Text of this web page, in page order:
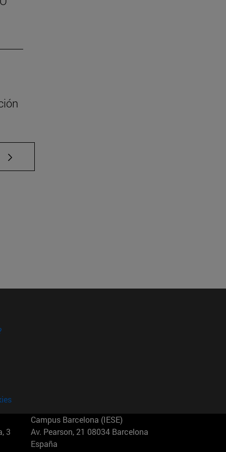
TAB para desplazarse.
3
Campus Barcelona (IESE)
Av. Pearson, 21 08034 Barcelona
España